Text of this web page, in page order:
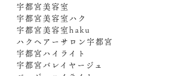
宇都宮美容室
宇都宮美容室ハク
宇都宮美容室haku
ハクヘアーサロン宇都宮
宇都宮ハイライト
宇都宮バレイヤージュ